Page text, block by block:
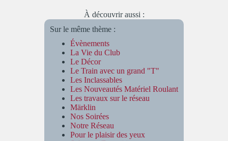
À découvrir aussi :
Sur le même thème :
Évènements
La Vie du Club
Le Décor
Le Train avec un grand "T"
Les Inclassables
Les Nouveautés Matériel Roulant
Les travaux sur le réseau
Märklin
Nos Soirées
Notre Réseau
Pour le plaisir des yeux